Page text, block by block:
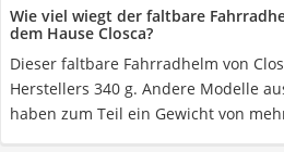
Wie viel wiegt der faltbare
dem Hause Closca?
Dieser faltbare Fahrradhelm von
Herstellers 340 g. Andere Modelle
haben zum Teil ein Gewicht von